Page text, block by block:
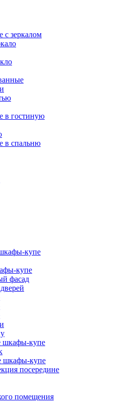
зеркалом
в гостиную
в спальню
купе
купе
фасад
шкафы-купе
шкафы-купе
посередине
помещения